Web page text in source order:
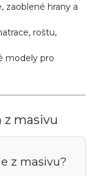
zaoblené hrany a
roštu,
modely pro
z masivu
z masivu?